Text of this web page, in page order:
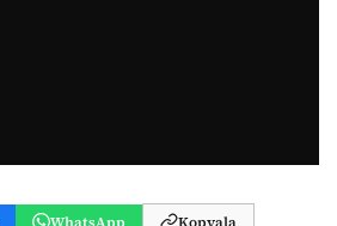
WhatsApp Kopyala